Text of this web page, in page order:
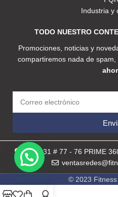
Industria y
TODO NUESTRO
Promociones, noticias y
compartiremos nada de spam,
Calle 31 # 77 - 76 PRIME
© 2023 Fitness